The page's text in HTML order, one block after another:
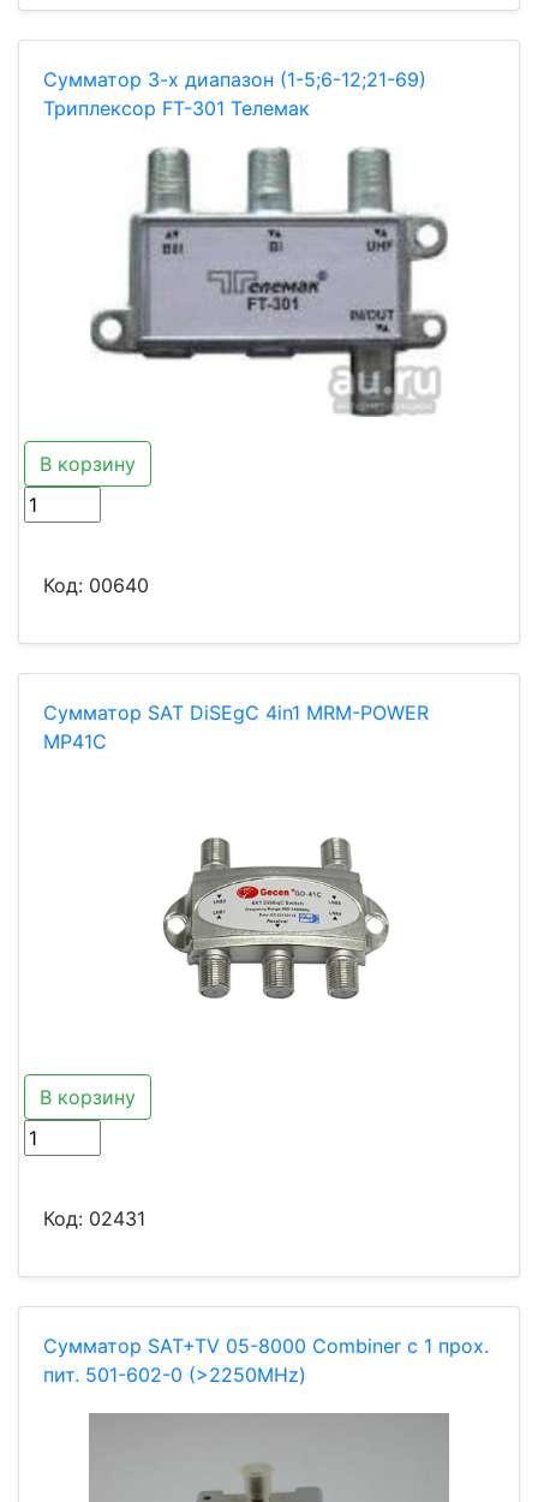
Сумматор 3-х диапазон (1-5;6-12;21-69)
Триплексор FT-301 Телемак
В корзину
Код: 00640
Сумматор SAT DiSEgC 4in1 MRM-POWER
MP41C
В корзину
Код: 02431
Сумматор SAT+TV 05-8000 Combiner с 1 прох.
пит. 501-602-0 (>2250MHz)